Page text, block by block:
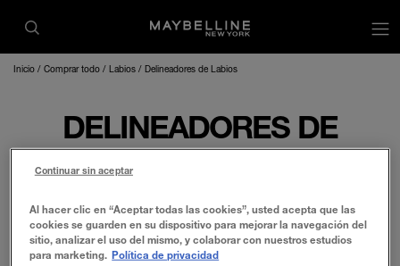
Inicio Comprar todo Labios Delineadores de Labios
DELINEADORES DE
LABIOS
FILTRAR ORDENAR POR
Al hacer clic en “Aceptar todas las cookies”, usted acepta que las
cookies se guarden en su dispositivo para mejorar la navegación del
sitio, analizar el uso del mismo, y colaborar con nuestros estudios
para marketing. Política de privacidad
Continuar sin aceptar